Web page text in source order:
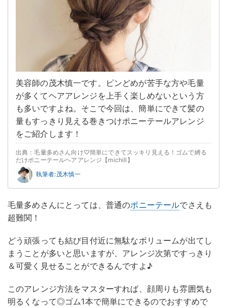
美容師の茂木慎一です。ピンどめが苦手な方や毛量
が多くてヘアアレンジを上手く楽しめないという方
も多いですよね。そこで今回は、簡単にできて髪の
量もすっきり見える巻きつけポニーテールアレンジ
をご紹介します！
出典：毛量多めさん向け♡簡単にできてスッキリ見える！ゴムで縛る
だけポニーテールヘアアレンジ【michill】
執筆者:茂木慎一
毛量多めさんにとっては、普通のポニーテールでさえも
超難関！
どう頑張っても結び目付近に無駄なボリュームが出てし
まうことが多いと思いますが、アレンジ次第ですっきり
＆可愛く見せることができるんですよ♪
このアレンジ方法をマスターすれば、顔周りも雰囲気も
明るくなって◎ゴム1本で簡単にできるのでおすすめで